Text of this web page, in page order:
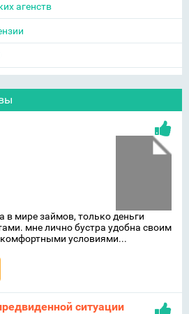
агенств
в мире займов, только деньги
мне лично бустра удобна своим
условиями...
ситуации